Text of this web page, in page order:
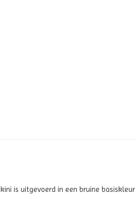
is uitgevoerd in een bruine